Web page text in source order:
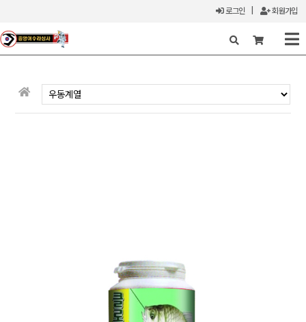
로그인 회원가입
X